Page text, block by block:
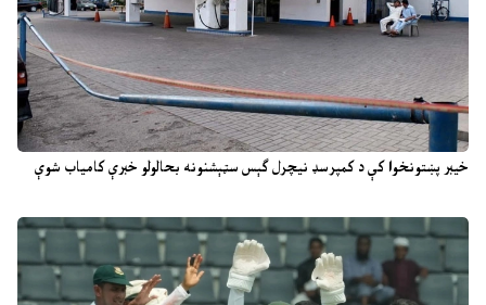
خیبر پښتونخوا کې د کمپرسډ نیچرل ګېس سټېشنونه بحالولو خبرې کامیاب شوې